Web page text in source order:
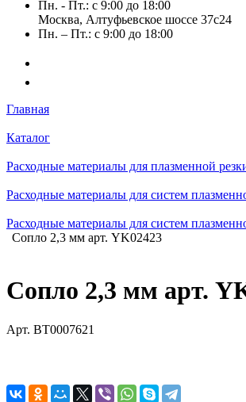
Пн. - Пт.: с 9:00 до 18:00
Москва, Алтуфьевское шоссе 37с24
Пн. – Пт.: с 9:00 до 18:00
Главная
Каталог
Расходные материалы для плазменной
Расходные материалы для систем
Расходные материалы для систем
Сопло 2,3 мм арт. YK02423
Сопло 2,3 мм арт.
Арт. BT0007621